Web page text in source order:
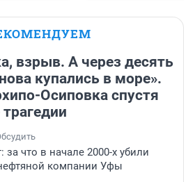
взрыв. А через десять
купались в море».
Осиповка спустя
что в начале 2000-х убили
компании Уфы